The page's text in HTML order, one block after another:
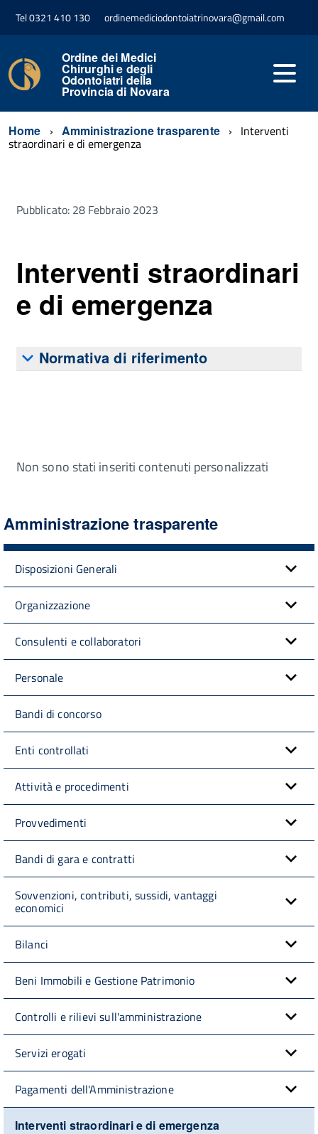
Tel 0321 410 130 ordinemediciodontoiatrinovara@gmail.com
Ordine dei Medici
Chirurghi e degli
Odontoiatri della
Provincia di Novara
Home Amministrazione trasparente Interventi
straordinari e di emergenza
Pubblicato: 28 Febbraio 2023
Interventi straordinari
e di emergenza
Normativa di riferimento
Non sono stati inseriti contenuti personalizzati
Amministrazione trasparente
Disposizioni Generali
Organizzazione
Consulenti e collaboratori
Personale
Bandi di concorso
Enti controllati
Attività e procedimenti
Provvedimenti
Bandi di gara e contratti
Sovvenzioni, contributi, sussidi, vantaggi
economici
Bilanci
Beni Immobili e Gestione Patrimonio
Controlli e rilievi sull'amministrazione
Servizi erogati
Pagamenti dell'Amministrazione
Interventi straordinari e di emergenza